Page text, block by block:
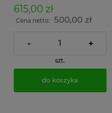
dokumenty w archiwum i
do magazynu
615,00 zł
Cena netto: 500,00 zł
- +
szt.
do koszyka